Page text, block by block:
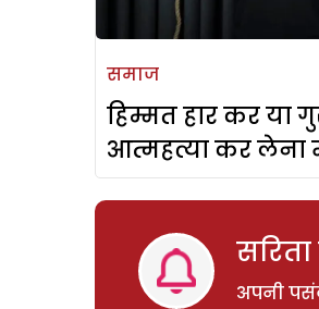
समाज
हिम्मत हार कर या
आत्महत्या कर
अपनी